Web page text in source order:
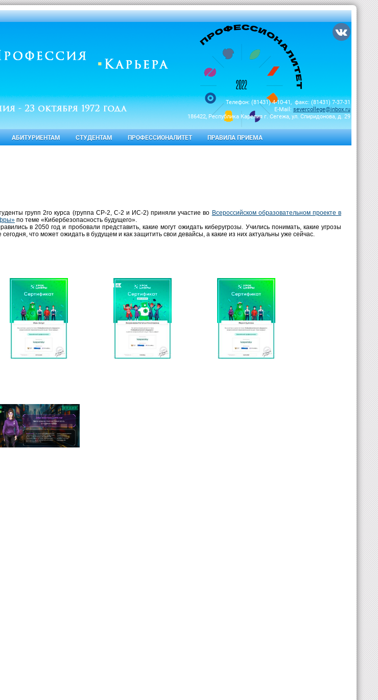
Телефон: (81431) 4-10-41, факс: (81431) 7-37-31
E-Mail: severcollege@inbox.ru
186422, Республика Карелия г. Сегежа, ул. Спиридонова, д. 29
АБИТУРИЕНТАМ СТУДЕНТАМ ПРОФЕССИОНАЛИТЕТ ПРАВИЛА ПРИЕМА
групп 2го курса (группа СР-2, С-2 и ИС-2) приняли участие во Всероссийском образовательном проекте в
по теме «Кибербезопасность будущего».
в 2050 год и пробовали представить, какие могут ожидать киберугрозы. Учились понимать, какие угрозы
что может ожидать в будущем и как защитить свои девайсы, а какие из них актуальны уже сейчас.